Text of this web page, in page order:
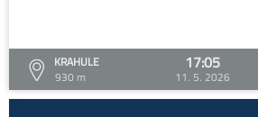
KRAHULE
930 m
17:05
11. 5. 2026